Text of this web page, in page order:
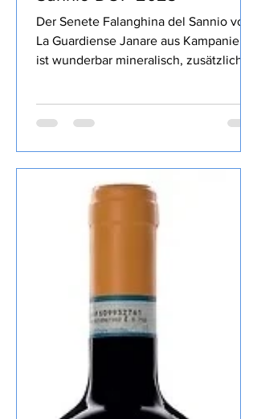
Sannio DOP 2023
Der Senete Falanghina del Sannio von
habe ich den Wein bei Televino.